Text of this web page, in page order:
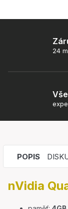
24
POPIS
nVidia